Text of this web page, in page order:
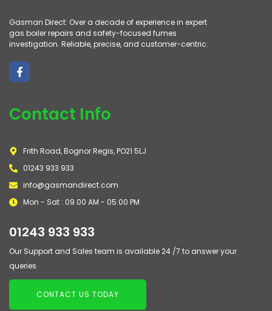
Gasman Direct: Over a decade of experience in expert
gas boiler repairs and safety-focused fumes
investigation. Reliable, precise, and customer-centric.
Contact Info
Frith Road, Bognor Regis, PO21 5LJ
01243 933 933
info@gasmandirect.com
Mon - Sat : 09.00 AM - 05.00 PM
01243 933 933
Our Support and Sales team is available 24 /7 to answer your
queries
CONTACT US TODAY